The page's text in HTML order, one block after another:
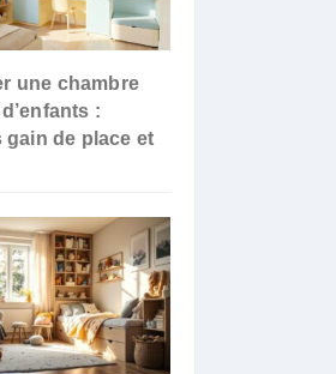
une chambre
:
de place et